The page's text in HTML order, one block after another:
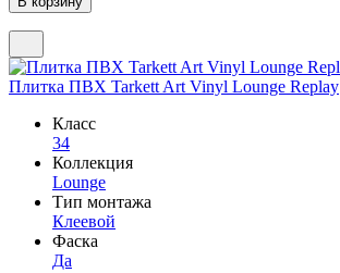
Плитка ПВХ Tarkett Art Vinyl Lounge Replay
Класс
34
Коллекция
Lounge
Тип монтажа
Клеевой
Фаска
Да